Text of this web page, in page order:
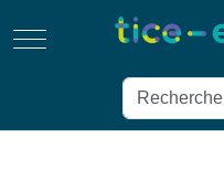
Mobile Menu Toggle
Rechercher